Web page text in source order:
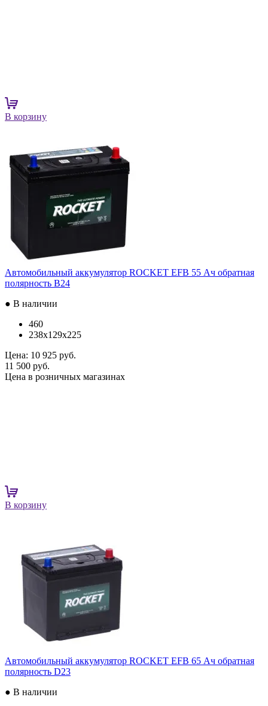
В корзину
Автомобильный аккумулятор ROCKET EFB 55 Ач обратная
полярность B24
● В наличии
460
238x129x225
Цена: 10 925 руб.
11 500 руб.
Цена в розничных магазинах
В корзину
Автомобильный аккумулятор ROCKET EFB 65 Ач обратная
полярность D23
● В наличии